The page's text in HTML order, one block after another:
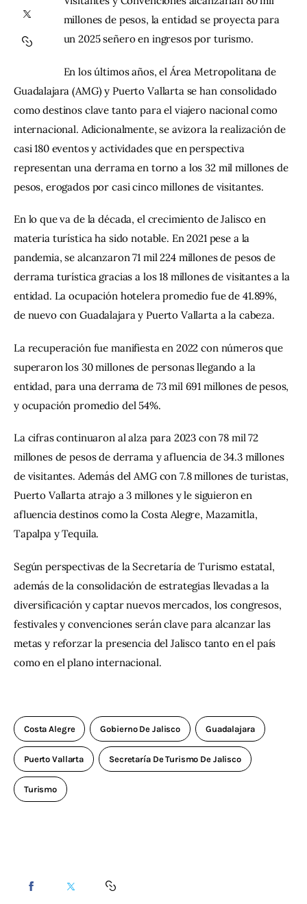
Contacto
millones de pesos, la entidad se proyecta para
un 2025 señero en ingresos por turismo.
En los últimos años, el Área Metropolitana de
Guadalajara (AMG) y Puerto Vallarta se han consolidado
como destinos clave tanto para el viajero nacional como
internacional. Adicionalmente, se avizora la realización de
casi 180 eventos y actividades que en perspectiva
representan una derrama en torno a los 32 mil millones de
pesos, erogados por casi cinco millones de visitantes.
En lo que va de la década, el crecimiento de Jalisco en
materia turística ha sido notable. En 2021 pese a la
pandemia, se alcanzaron 71 mil 224 millones de pesos de
derrama turística gracias a los 18 millones de visitantes a la
entidad. La ocupación hotelera promedio fue de 41.89%,
de nuevo con Guadalajara y Puerto Vallarta a la cabeza.
La recuperación fue manifiesta en 2022 con números que
superaron los 30 millones de personas llegando a la
entidad, para una derrama de 73 mil 691 millones de pesos,
y ocupación promedio del 54%.
La cifras continuaron al alza para 2023 con 78 mil 72
millones de pesos de derrama y afluencia de 34.3 millones
de visitantes. Además del AMG con 7.8 millones de turistas,
Puerto Vallarta atrajo a 3 millones y le siguieron en
afluencia destinos como la Costa Alegre, Mazamitla,
Tapalpa y Tequila.
Según perspectivas de la Secretaría de Turismo estatal,
además de la consolidación de estrategias llevadas a la
diversificación y captar nuevos mercados, los congresos,
festivales y convenciones serán clave para alcanzar las
metas y reforzar la presencia del Jalisco tanto en el país
como en el plano internacional.
Costa Alegre Gobierno De Jalisco Guadalajara
Puerto Vallarta Secretaría De Turismo De Jalisco
Turismo